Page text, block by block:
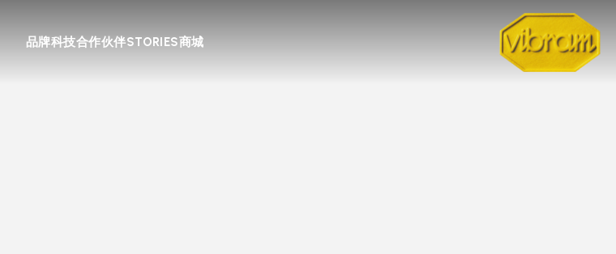
品牌科技合作伙伴STORIES商城